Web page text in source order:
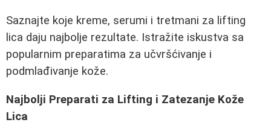
Saznajte koje kreme, serumi i tretmani za lifting
lica daju najbolje rezultate. Istražite iskustva sa
popularnim preparatima za učvršćivanje i
podmlađivanje kože.
Najbolji Preparati za Lifting i Zatezanje Kože
Lica